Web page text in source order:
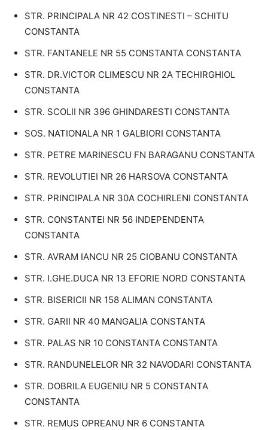
STR. PRINCIPALA NR 42 COSTINESTI – SCHITU
CONSTANTA
STR. FANTANELE NR 55 CONSTANTA CONSTANTA
STR. DR.VICTOR CLIMESCU NR 2A TECHIRGHIOL
CONSTANTA
STR. SCOLII NR 396 GHINDARESTI CONSTANTA
SOS. NATIONALA NR 1 GALBIORI CONSTANTA
STR. PETRE MARINESCU FN BARAGANU CONSTANTA
STR. REVOLUTIEI NR 26 HARSOVA CONSTANTA
STR. PRINCIPALA NR 30A COCHIRLENI CONSTANTA
STR. CONSTANTEI NR 56 INDEPENDENTA
CONSTANTA
STR. AVRAM IANCU NR 25 CIOBANU CONSTANTA
STR. I.GHE.DUCA NR 13 EFORIE NORD CONSTANTA
STR. BISERICII NR 158 ALIMAN CONSTANTA
STR. GARII NR 40 MANGALIA CONSTANTA
STR. PALAS NR 10 CONSTANTA CONSTANTA
STR. RANDUNELELOR NR 32 NAVODARI CONSTANTA
STR. DOBRILA EUGENIU NR 5 CONSTANTA
CONSTANTA
STR. REMUS OPREANU NR 6 CONSTANTA